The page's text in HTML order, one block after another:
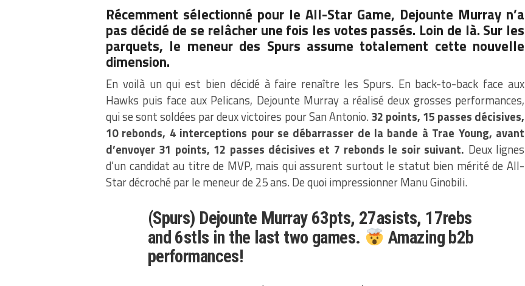
Récemment sélectionné pour le All-Star Game, Dejounte Murray n’a
pas décidé de se relâcher une fois les votes passés. Loin de là. Sur les
parquets, le meneur des Spurs assume totalement cette nouvelle
dimension.
En voilà un qui est bien décidé à faire renaître les Spurs. En back-to-back face aux
Hawks puis face aux Pelicans, Dejounte Murray a réalisé deux grosses performances,
qui se sont soldées par deux victoires pour San Antonio.32 points, 15 passes décisives,
10 rebonds, 4 interceptions pour se débarrasser de la bande à Trae Young, avant
d’envoyer 31 points, 12 passes décisives et 7 rebonds le soir suivant. Deux lignes
d’un candidat au titre de MVP, mais qui assurent surtout le statut bien mérité de All-
Star décroché par le meneur de 25 ans. De quoi impressionner Manu Ginobili.
(Spurs) Dejounte Murray 63pts, 27asists, 17rebs
and 6stls in the last two games.
Amazing b2b
performances!